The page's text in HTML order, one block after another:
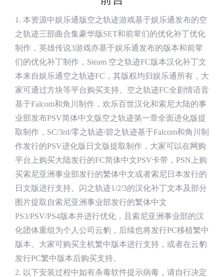
1. 本资源中娱乐通版空之轨迹游戏基于娱乐通发布的空
之轨迹三部曲合集豪华版SET和前辈们的优化补丁优化
制作，英雄传说3游戏亦基于娱乐通发布的版本和前辈
们的优化补丁制作，Steam 空之轨迹FC版本汉化补丁文
本来自娱乐通空之轨迹FC，其版权均归娱乐通所有，大
家可通过方块等平台购买支持。空之轨迹FC全剧情语音
基于Falcom和角川制作，欢乐百世汉化和索尼大陆的事
业部发布PSV简体中文版空之轨迹第一章全面进化版提
取制作，SC/3rd/零之轨迹/碧之轨迹基于Falcom和角川制
作发行的PSV进化版日文版提取制作，大家可以在网购
平台上购买大陆发行的FC简体中文PSV卡带，PSN上购
买索尼亚洲事业部发行的繁体中文或者索尼日本发行的
日文版进行支持。闪之轨迹1/2/3的汉化补丁文本及部分
图片提取自索尼亚洲事业部发行的繁体中文
PS3/PSV/PS4版本并进行优化，且索尼亚洲事业部的汉
化团体重组为个人公司云豹，后续也将发行PC移植繁中
版本。大家可购买主机繁中版本进行支持，或者在云豹
发行PC繁中版本后购买支持。
2. 以下安装过程中如有杀毒软件提示病毒，请自行决定